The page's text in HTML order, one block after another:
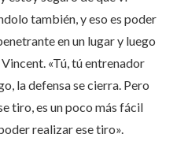
también, y eso es poder
en un lugar y luego
«Tú, tú entrenador
la defensa se cierra. Pero
tiro, es un poco más fácil
realizar ese tiro».